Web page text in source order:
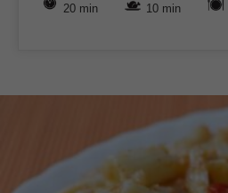
20 min 10 min